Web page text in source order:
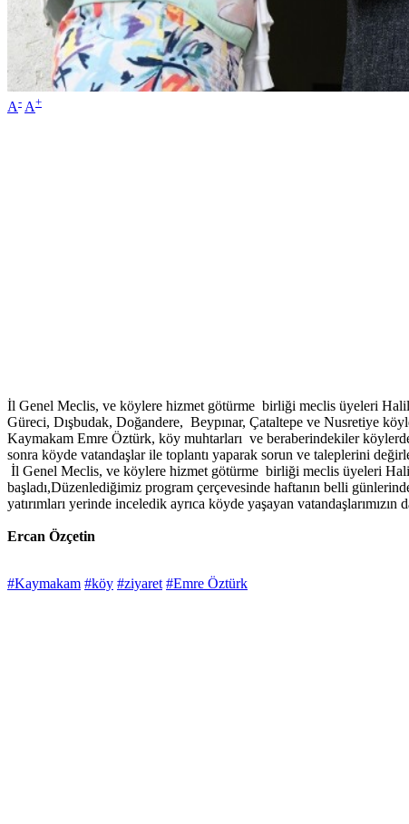
A- A+
İl Genel Meclis, ve köylere hizmet götürme birliği meclis üyeleri
Güreci, Dışbudak, Doğandere, Beypınar, Çataltepe ve Nusretiye
Kaymakam Emre Öztürk, köy muhtarları ve beraberindekiler
sonra köyde vatandaşlar ile toplantı yaparak sorun ve taleplerini
İl Genel Meclis, ve köylere hizmet götürme birliği meclis üyeleri Halil
başladı,Düzenlediğimiz program çerçevesinde haftanın belli
yatırımları yerinde inceledik ayrıca köyde yaşayan
Ercan Özçetin
#Kaymakam #köy #ziyaret #Emre Öztürk